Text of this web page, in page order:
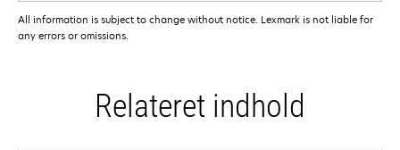
All information is subject to change without notice. Lexmark is not liable for
any errors or omissions.
Relateret indhold